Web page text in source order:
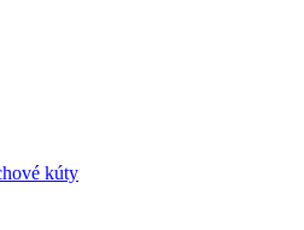
kúty